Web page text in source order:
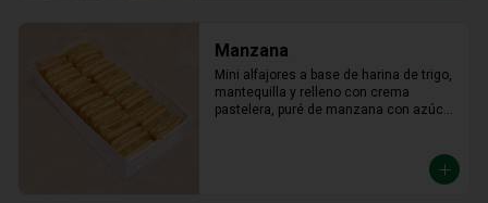
Manzana
Mini alfajores a base de harina de trigo,
mantequilla y relleno con crema
pastelera, puré de manzana con azúcar